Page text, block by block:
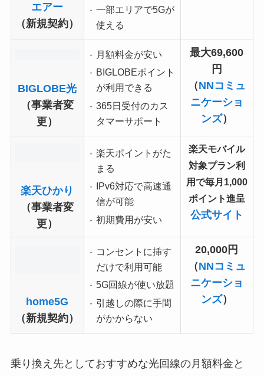
エアー
（新規契約）
一部エリアで5Gが
使える
BIGLOBE光
（事業者変
更）
月額料金が安い
BIGLOBEポイント
が利用できる
365日受付のカス
タマーサポート
最大69,600
円
（NNコミュ
ニケーショ
ンズ）
楽天ひかり
（事業者変
更）
楽天ポイントがた
まる
IPv6対応で高速通
信が可能
初期費用が安い
楽天モバイル
対象プラン利
用で毎月1,000
ポイント進呈
公式サイト
home5G
（新規契約）
コンセントに挿す
だけで利用可能
5G回線が使い放題
引越しの際に手間
がかからない
20,000円
（NNコミュ
ニケーショ
ンズ）
乗り換え先としておすすめな光回線の月額料金と